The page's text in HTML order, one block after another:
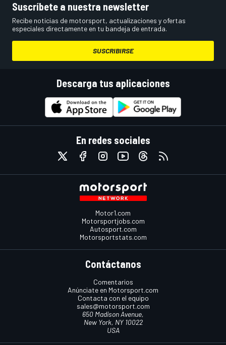
Suscríbete a nuestra newsletter
Recibe noticias de motorsport, actualizaciones y ofertas
especiales directamente en tu bandeja de entrada.
SUSCRIBIRSE
Descarga tus aplicaciones
En redes sociales
Motor1.com
Motorsportjobs.com
Autosport.com
Motorsportstats.com
Contáctanos
Comentarios
Anúnciate en Motorsport.com
Contacta con el equipo
sales@motorsport.com
650 Madison Avenue,
New York, NY 10022
USA